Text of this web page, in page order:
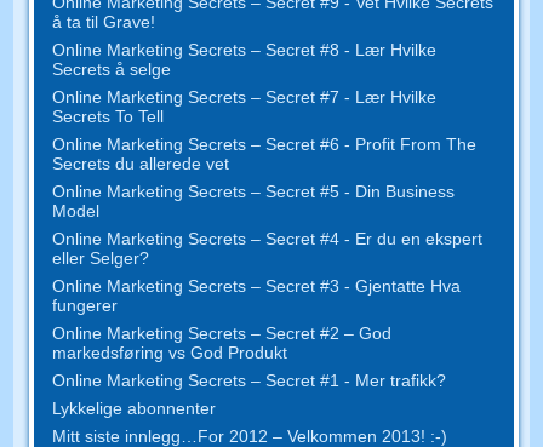
å ta til Grave!
Online Marketing Secrets – Secret #8 - Lær Hvilke
Secrets å selge
Online Marketing Secrets – Secret #7 - Lær Hvilke
Secrets To Tell
Online Marketing Secrets – Secret #6 - Profit From The
Secrets du allerede vet
Online Marketing Secrets – Secret #5 - Din Business
Model
Online Marketing Secrets – Secret #4 - Er du en ekspert
eller Selger?
Online Marketing Secrets – Secret #3 - Gjentatte Hva
fungerer
Online Marketing Secrets – Secret #2 – God
markedsføring vs God Produkt
Online Marketing Secrets – Secret #1 - Mer trafikk?
Lykkelige abonnenter
Mitt siste innlegg…For 2012 – Velkommen 2013! :-)